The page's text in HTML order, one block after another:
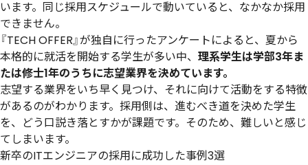
います。同じ採用スケジュールで動いていると、なかなか採用
できません。
『TECH OFFER』が独自に行ったアンケートによると、夏から
本格的に就活を開始する学生が多い中、 理系学生は学部3年ま
たは修士1年のうちに志望業界を決めています。
志望する業界をいち早く見つけ、それに向けて活動をする特徴
があるのがわかります。採用側は、進むべき道を決めた学生
を、どう口説き落とすかが課題です。そのため、難しいと感じ
てしまいます。
新卒のITエンジニアの採用に成功した事例3選